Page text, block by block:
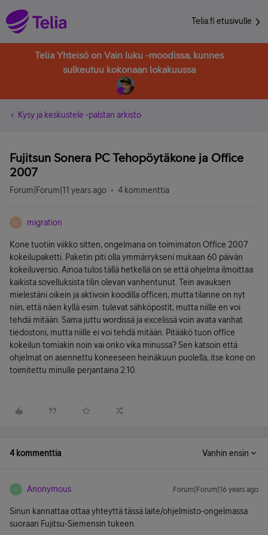
Telia.fi etusivulle
Telia Yhteisö on Vain luku -moodissa, kunnes
sulkeutuu kokonaan lokakuussa
Kysy ja keskustele -palstan arkisto
Fujitsun Sonera PC Tehopöytäkone ja Office
2007
Forum|Forum|11 years ago 4 kommenttia
M migration
Kone tuotiin viikko sitten, ongelmana on toimimaton Office 2007
kokeilupaketti. Paketin piti olla ymmärrykseni mukaan 60 päivän
kokeiluversio. Ainoa tulos tällä hetkellä on se että ohjelma ilmoittaa
kaikista sovelluksista tilin olevan vanhentunut. Tein avauksen
mielestäni oikein ja aktivoin koodilla officen, mutta tilanne on nyt
niin, että näen kyllä esim. tulevat sähköpostit, mutta niille en voi
tehdä mitään. Sama juttu wordissä ja excelissä voin avata vanhat
tiedostoni, mutta niille ei voi tehdä mitään. Pitääkö tuon office
kokeilun tomiakin noin vai onko vika minussa? Sen katsoin että
ohjelmat on asennettu koneeseen heinäkuun puolella, itse kone on
toimitettu minulle perjantaina 2.10.
4 kommenttia Vanhin ensin
A Anonymous Forum|Forum|16 years ago
Sinun kannattaa ottaa yhteyttä tässä laite/ohjelmisto-ongelmassa
suoraan Fujitsu-Siemensin tukeen.